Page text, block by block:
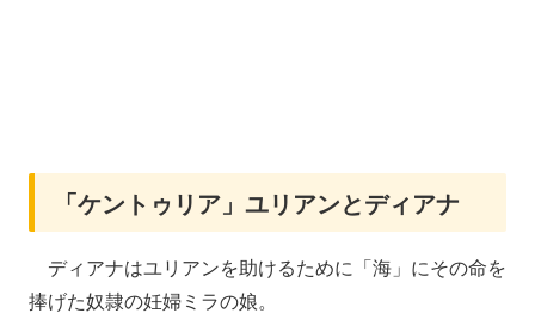
「ケントゥリア」ユリアンとディアナ
ディアナはユリアンを助けるために「海」にその命を
捧げた奴隷の妊婦ミラの娘。